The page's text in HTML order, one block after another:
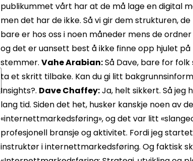
publikummet vårt har at de må lage en digital
men det har de ikke. Så vi gir dem strukturen,
bare er hos oss i noen måneder mens de
og det er uansett best å ikke finne opp hjulet
stemmer. Vahe Arabian:Så Dave, bare for
ta et skritt tilbake. Kan du gi litt
Insights?. Dave Chaffey:Ja, helt sikkert. Så
lang tid. Siden det het, husker kanskje noen av
«internettmarkedsføring», og det var litt
profesjonell bransje og aktivitet. Fordi jeg
instruktør i internettmarkedsføring. Og faktisk